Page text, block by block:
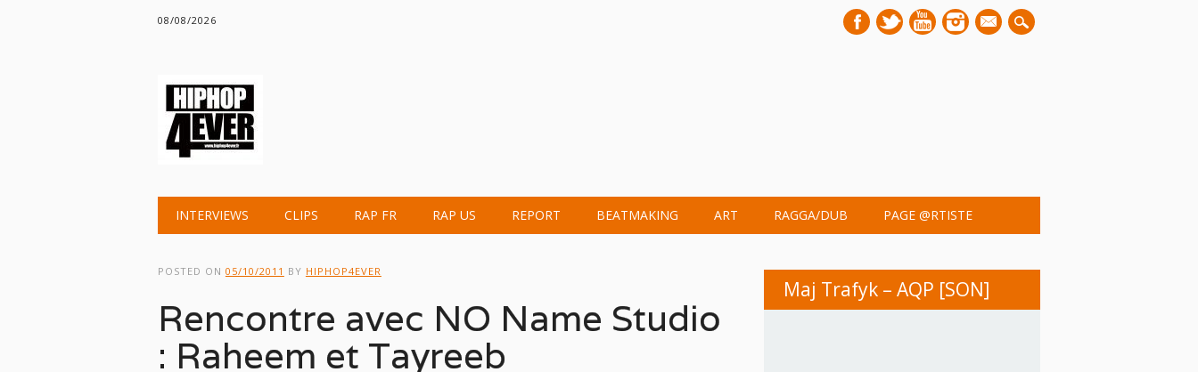
08/08/2026
mail
Main menu
INTERVIEWS CLIPS RAP FR RAP US REPORT BEATMAKING ART RAGGA/DUB PAGE @RTISTE
POSTED ON 05/10/2011 BY HIPHOP4EVER
Rencontre avec NO Name Studio
: Raheem et Tayreeb
Maj Trafyk – AQP [SON]